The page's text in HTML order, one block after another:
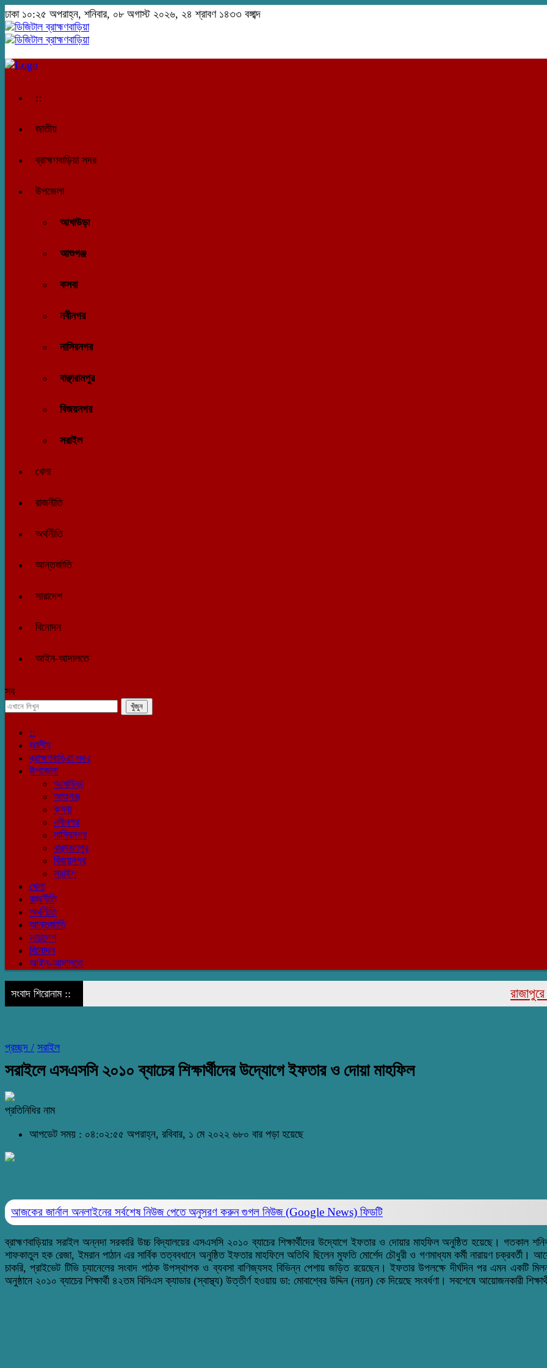
ঢাকা ১০:২৫ অপরাহ্ন, শনিবার, ০৮ অগাস্ট ২০২৬, ২৪ শ্রাবণ ১৪৩৩ বঙ্গাব্দ
::
জাতীয়
ব্রাহ্মণবাড়িয়া সদর
উপজেলা
আখাউড়া
আশুগঞ্জ
কসবা
নবীনগর
নাসিরনগর
বাঞ্ছারামপুর
বিজয়নগর
সরাইল
খেলা
রাজনীতি
অর্থনীতি
আন্তর্জাতি
সারাদেশ
বিনোদন
আইন-আদালতে
সব
::
জাতীয়
ব্রাহ্মণবাড়িয়া সদর
উপজেলা
আখাউড়া
আশুগঞ্জ
কসবা
নবীনগর
নাসিরনগর
বাঞ্ছারামপুর
বিজয়নগর
সরাইল
খেলা
রাজনীতি
অর্থনীতি
আন্তর্জাতি
সারাদেশ
বিনোদন
আইন-আদালতে
সংবাদ শিরোনাম :: রাজাপুরে
প্রচ্ছদ / সরাইল
সরাইলে এসএসসি ২০১০ ব্যাচের শিক্ষার্থীদের উদ্যোগে ইফতার ও দোয়া মাহফিল
প্রতিনিধির নাম
আপডেট সময় : ০৪:০২:৫৫ অপরাহ্ন, রবিবার, ১ মে ২০২২ ৬৮০ বার পড়া হয়েছে
আজকের জার্নাল অনলাইনের সর্বশেষ নিউজ পেতে অনুসরণ করুনগুগল নিউজ (Google News) ফিডটি
ব্রাহ্মণবাড়িয়ার সরাইল অন্নদা সরকারি উচ্চ বিদ্যালয়ের এসএসসি ২০১০ ব্যাচের শিক্ষার্থীদের উদ্যোগে ইফতার ও দোয়ার মাহফিল অনুষ্ঠিত হয়েছে। গতকাল
শাফকাতুল হক রেজা, ইমরান পাঠান এর সার্বিক তত্ববধানে অনুষ্ঠিত ইফতার মাহফিলে অতিথি ছিলেন মুফতি মোর্শেদ চৌধুরী ও গণমাধ্যম কর্মী নারায়ণ চক্রবর্তী।
চাকরি, প্রাইভেট টিভি চ্যানেলের সংবাদ পাঠক উপস্থাপক ও ব্যবসা বাণিজ্যসহ বিভিন্ন পেশায় জড়িত রয়েছেন। ইফতার উপলক্ষে দীর্ঘদিন পর এমন একটি
অনুষ্ঠানে ২০১০ ব্যাচের শিক্ষার্থী ৪২তম বিসিএস ক্যাডার (স্বাস্থ্য) উত্তীর্ণ হওয়ায় ডা: মোবাশ্বের উদ্দিন (নয়ন) কে দিয়েছে সংবর্ধণা। সবশেষে আয়োজনকারী